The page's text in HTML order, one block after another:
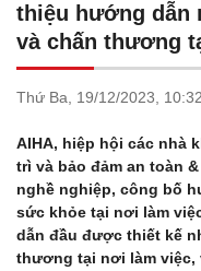
thiệu hướng dẫn
và chấn thương
Thứ Ba, 19/12/2023,
AIHA, hiệp hội các nhà
trì và bảo đảm an toàn
nghề nghiệp, công bố
sức khỏe tại nơi làm
dẫn đầu được thiết kế
thương tại nơi làm việc,